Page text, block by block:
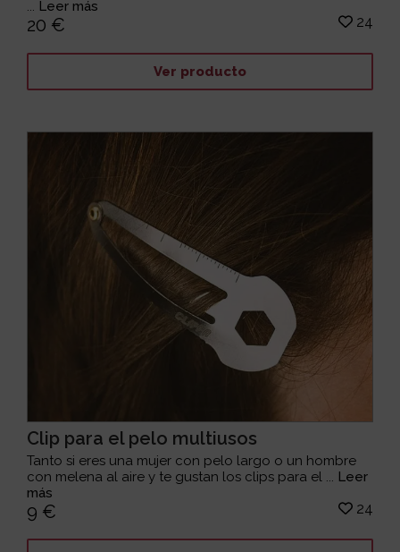
... Leer más
20 € 24
Ver producto
Clip para el pelo multiusos
Tanto si eres una mujer con pelo largo o un hombre
con melena al aire y te gustan los clips para el ... Leer
más
9 € 24